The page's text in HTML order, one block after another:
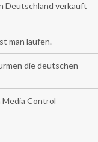
Deutschland verkauft
man laufen.
die deutschen
Control